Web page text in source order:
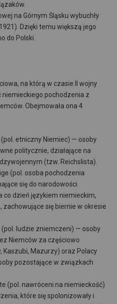
na Górnym Śląsku wybuchły
Dzięki temu większą jego
do Polski.
na którą w czasie II wojny
pochodzenia z
Obejmowała ona 4
etniczny Niemiec) — osoby
politycznie, działające na
(tzw. Reichslista).
(pol. osoba pochodzenia
się do narodowości
co dzień językiem niemieckim,
zachowujące się biernie w okresie
ludzie zniemczeni) — osoby
Niemców za częściowo
Kaszubi, Mazurzy) oraz Polacy
pozostające w związkach
(pol. nawróceni na niemieckość)
które się spolonizowały i